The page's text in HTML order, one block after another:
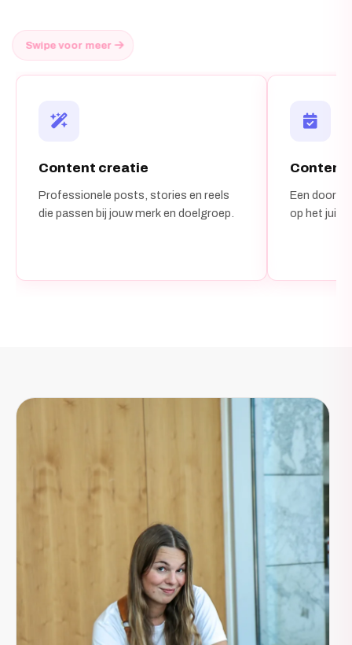
Swipe voor meer
Content creatie
Professionele posts, stories en reels
die passen bij jouw merk en doelgroep.
Een
op het